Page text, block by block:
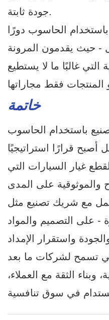
جودة ثابتة.
الحاسوب دورًا
- حيث يقدمون المرونة
التي غالبًا ما لا يستطيع
خاتمة
باستخدام الحاسوب
غيار السيارات التي
والموثوقية على المدى
- على التصميم والمواد
تسمح لشركات ما بعد
وبناء الثقة مع العملاء،